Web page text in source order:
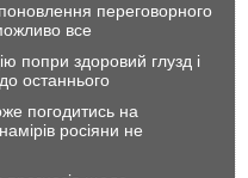
переговорного
все
попри здоровий глузд і
останнього
погодитись на
росіяни не